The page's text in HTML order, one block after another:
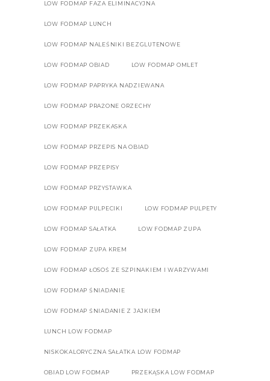
LOW FODMAP FAZA ELIMINACYJNA
LOW FODMAP LUNCH
LOW FODMAP NALEŚNIKI BEZGLUTENOWE
LOW FODMAP OBIAD LOW FODMAP OMLET
LOW FODMAP PAPRYKA NADZIEWANA
LOW FODMAP PRAŻONE ORZECHY
LOW FODMAP PRZEKASKA
LOW FODMAP PRZEPIS NA OBIAD
LOW FODMAP PRZEPISY
LOW FODMAP PRZYSTAWKA
LOW FODMAP PULPECIKI LOW FODMAP PULPETY
LOW FODMAP SAŁATKA LOW FODMAP ZUPA
LOW FODMAP ZUPA KREM
LOW FODMAP ŁOSOŚ ZE SZPINAKIEM I WARZYWAMI
LOW FODMAP ŚNIADANIE
LOW FODMAP ŚNIADANIE Z JAJKIEM
LUNCH LOW FODMAP
NISKOKALORYCZNA SAŁATKA LOW FODMAP
OBIAD LOW FODMAP PRZEKĄSKA LOW FODMAP